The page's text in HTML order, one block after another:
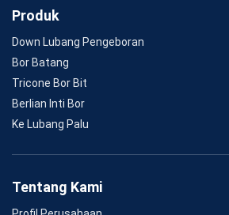
Produk
Down Lubang Pengeboran
Bor Batang
Tricone Bor Bit
Berlian Inti Bor
Ke Lubang Palu
Tentang Kami